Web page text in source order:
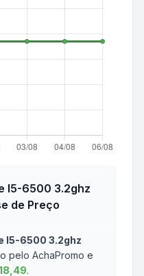
I5-6500 3.2ghz
de Preço
I5-6500 3.2ghz
pelo AchaPromo e
.